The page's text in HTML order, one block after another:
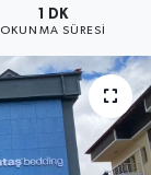
1 DK
OKUNMA SÜRESI